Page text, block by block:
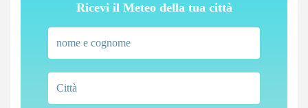
Ricevi il Meteo della tua città